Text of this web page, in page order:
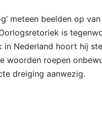
meteen beelden op
is
Nederland hoort hij
woorden roepen
dreiging aanwezig.